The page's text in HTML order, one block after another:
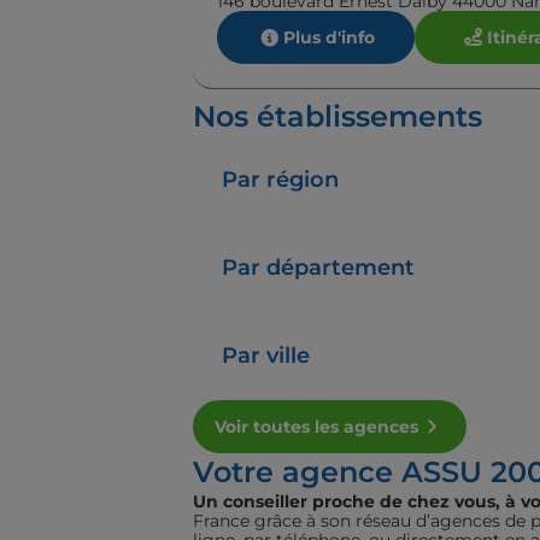
Plus d'info
ASSU 2000 Saint-Nazaire
FerméOuvre le 17 août à 09:30
10 avenue De La République 44600
Nos établissements
Par région
Par département
Par ville
Voir toutes les agences
Votre agence ASSU
Un conseiller proche de chez vous, à
France grâce à son réseau d’agences